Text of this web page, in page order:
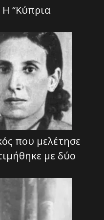
Η “Κύπρια
που μελέτησε
με δύο